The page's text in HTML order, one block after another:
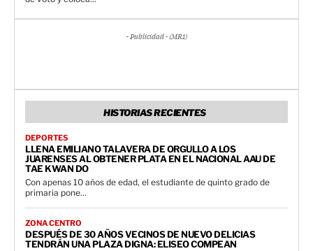
- Publicidad - (MR1)
HISTORIAS RECIENTES
DEPORTES
LLENA EMILIANO TALAVERA DE ORGULLO A LOS
JUARENSES AL OBTENER PLATA EN EL NACIONAL AAU DE
TAE KWAN DO
Con apenas 10 años de edad, el estudiante de quinto grado de
primaria pone...
ZONA CENTRO
DESPUÉS DE 30 AÑOS VECINOS DE NUEVO DELICIAS
TENDRÁN UNA PLAZA DIGNA: ELISEO COMPEAN